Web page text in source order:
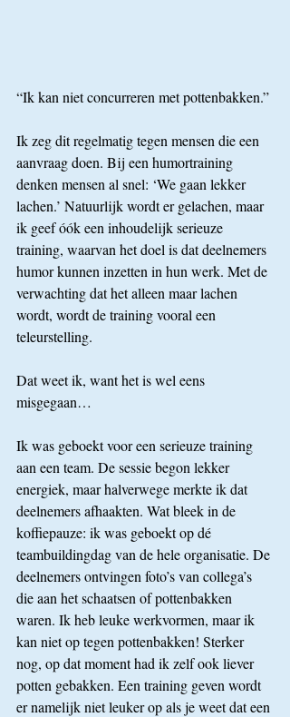
“Ik kan niet concurreren met pottenbakken.”
Ik zeg dit regelmatig tegen mensen die een
aanvraag doen. Bij een humortraining
denken mensen al snel: ‘We gaan lekker
lachen.’ Natuurlijk wordt er gelachen, maar
ik geef óók een inhoudelijk serieuze
training, waarvan het doel is dat deelnemers
humor kunnen inzetten in hun werk. Met de
verwachting dat het alleen maar lachen
wordt, wordt de training vooral een
teleurstelling.
Dat weet ik, want het is wel eens
misgegaan…
Ik was geboekt voor een serieuze training
aan een team. De sessie begon lekker
energiek, maar halverwege merkte ik dat
deelnemers afhaakten. Wat bleek in de
koffiepauze: ik was geboekt op dé
teambuildingdag van de hele organisatie. De
deelnemers ontvingen foto’s van collega’s
die aan het schaatsen of pottenbakken
waren. Ik heb leuke werkvormen, maar ik
kan niet op tegen pottenbakken! Sterker
nog, op dat moment had ik zelf ook liever
potten gebakken. Een training geven wordt
er namelijk niet leuker op als je weet dat een